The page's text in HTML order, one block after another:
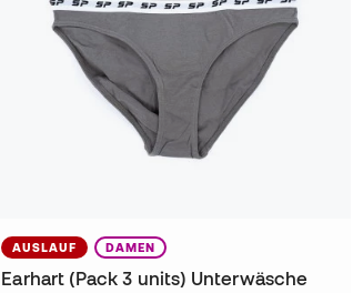
AUSLAUF DAMEN
Earhart (Pack 3 units) Unterwäsche